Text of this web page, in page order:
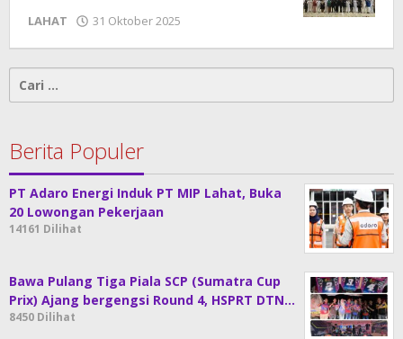
LAHAT 31 Oktober 2025
Cari
untuk:
Berita Populer
PT Adaro Energi Induk PT MIP Lahat, Buka
20 Lowongan Pekerjaan
14161 Dilihat
Bawa Pulang Tiga Piala SCP (Sumatra Cup
Prix) Ajang bergengsi Round 4, HSPRT DTN…
8450 Dilihat